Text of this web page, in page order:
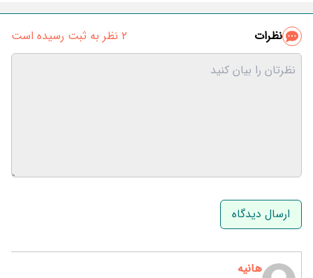
نظرات 2 نظر به ثبت رسیده است
نام و نام خانوادگی
ایمیل
هانیه